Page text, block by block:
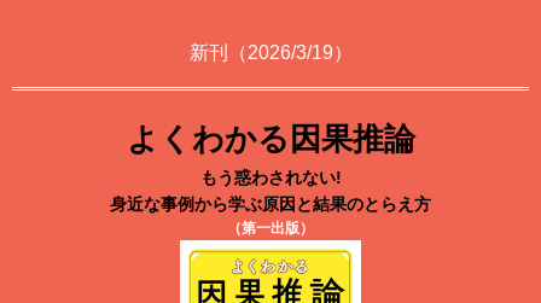
新刊（2026/3/19）
よくわかる因果推論
もう惑わされない!
身近な事例から学ぶ原因と結果のとらえ方
（第一出版）